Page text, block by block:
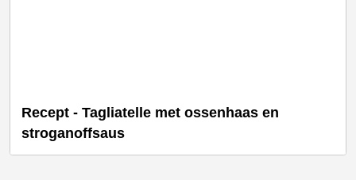
Recept - Tagliatelle met ossenhaas en
stroganoffsaus